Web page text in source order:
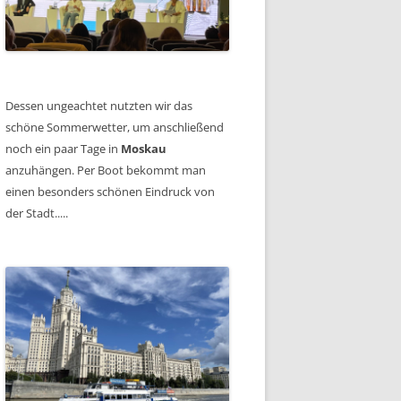
Dessen ungeachtet nutzten wir das
schöne Sommerwetter, um anschließend
noch ein paar Tage in Moskau
anzuhängen. Per Boot bekommt man
einen besonders schönen Eindruck von
der Stadt.....